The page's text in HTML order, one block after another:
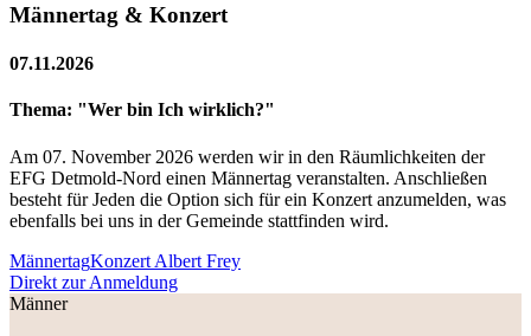
Männertag & Konzert
07.11.2026
Thema: "Wer bin Ich wirklich?"
Am 07. November 2026 werden wir in den Räumlichkeiten der
EFG Detmold-Nord einen Männertag veranstalten. Anschließen
besteht für Jeden die Option sich für ein Konzert anzumelden, was
ebenfalls bei uns in der Gemeinde stattfinden wird.
MännertagKonzert Albert Frey
Direkt zur Anmeldung
Männer